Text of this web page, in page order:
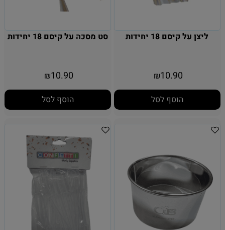
ליצן על קיסם 18 יחידות
₪10.90
הוסף לסל
סט מסכה על קיסם 18 יחידות
₪10.90
הוסף לסל